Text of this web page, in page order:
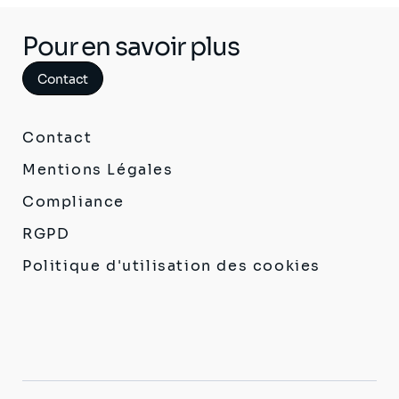
Pour en savoir plus
Contact
Contact
Mentions Légales
Compliance
RGPD
Politique d'utilisation des cookies